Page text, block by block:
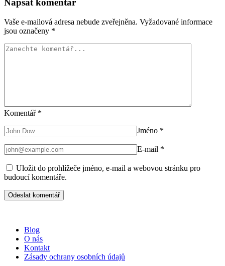
Napsat komentář
Vaše e-mailová adresa nebude zveřejněna. Vyžadované informace
jsou označeny *
Komentář *
Jméno *
E-mail *
Uložit do prohlížeče jméno, e-mail a webovou stránku pro
budoucí komentáře.
Blog
O nás
Kontakt
Zásady ochrany osobních údajů